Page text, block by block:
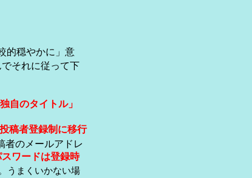
的穏やかに」意
でそれに従って下
自のタイトル」
稿者登録制に移行
者のメールアドレ
ワードは登録時
うまくいかない場